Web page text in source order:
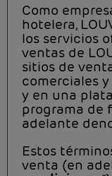
Como
hotelera,
los servicios
ventas de
sitios de
comerciales
y en una
programa de
adelante
Estos
venta (en